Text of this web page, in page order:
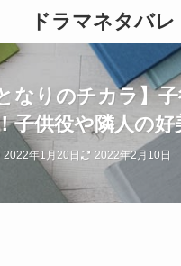
ドラマネタバレ
なりのチカラ】
子供役や隣人の
2022年1月20日 2022年2月10日